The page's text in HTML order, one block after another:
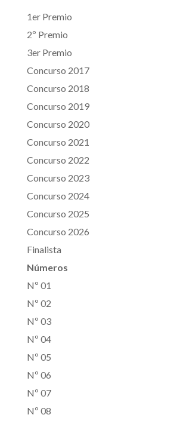
1er Premio
2º Premio
3er Premio
Concurso 2017
Concurso 2018
Concurso 2019
Concurso 2020
Concurso 2021
Concurso 2022
Concurso 2023
Concurso 2024
Concurso 2025
Concurso 2026
Finalista
Números
Nº 01
Nº 02
Nº 03
Nº 04
Nº 05
Nº 06
Nº 07
Nº 08